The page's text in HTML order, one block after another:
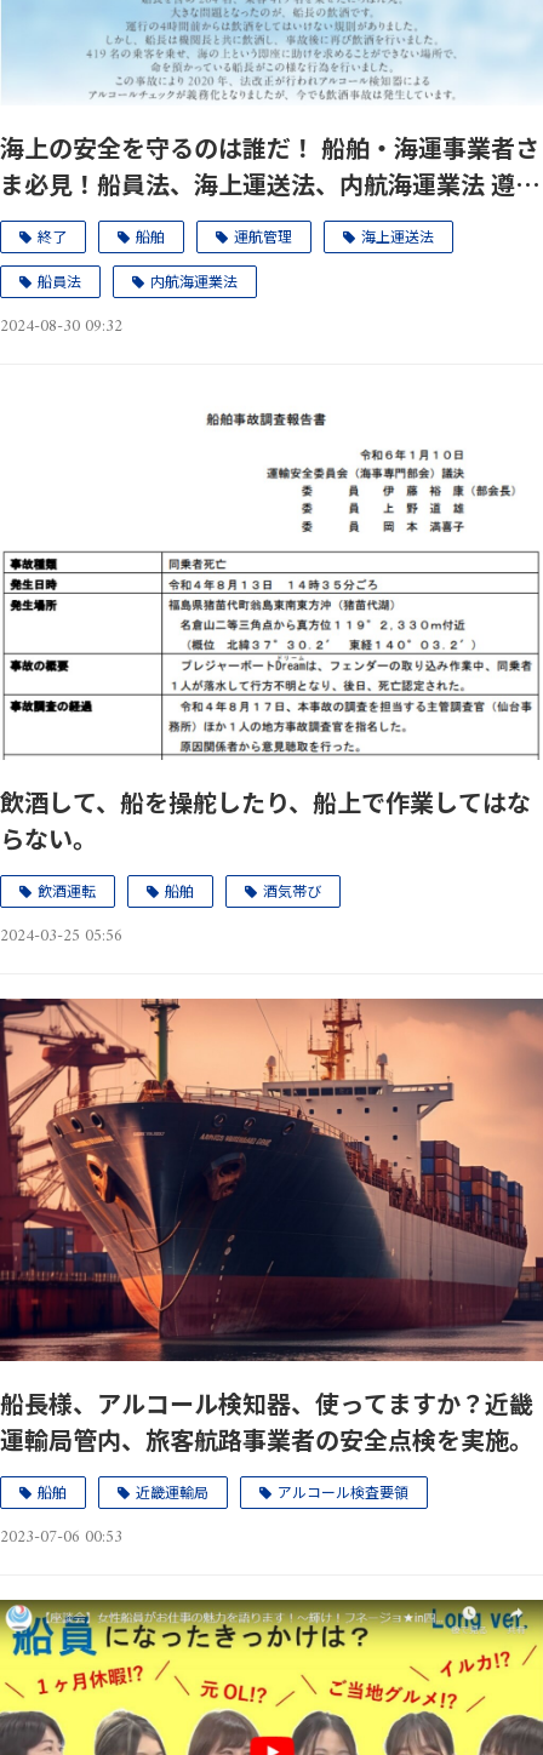
海上の安全を守るのは誰だ！ 船舶・海運事業者さ
ま必見！船員法、海上運送法、内航海運業法 遵守
していますか？9月18日(水)
終了 船舶 運航管理 海上運送法
船員法 内航海運業法
2024-08-30 09:32
飲酒して、船を操舵したり、船上で作業してはな
らない。
飲酒運転 船舶 酒気帯び
2024-03-25 05:56
船長様、アルコール検知器、使ってますか？近畿
運輸局管内、旅客航路事業者の安全点検を実施。
船舶 近畿運輸局 アルコール検査要領
2023-07-06 00:53